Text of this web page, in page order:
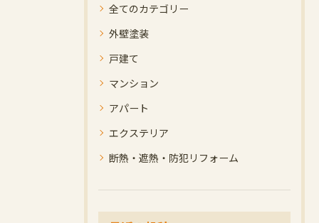
全てのカテゴリー
外壁塗装
戸建て
マンション
アパート
エクステリア
断熱・遮熱・防犯リフォーム